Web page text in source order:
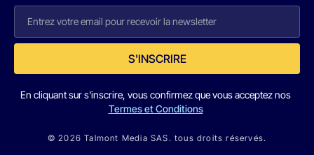
S'INSCRIRE
En cliquant sur s'inscrire, vous confirmez que vous acceptez nos
Termes et Conditions
© 2026 Talmont Media SAS. tous droits réservés.